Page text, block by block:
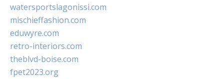
watersportslagonissi.com
mischieffashion.com
eduwyre.com
retro-interiors.com
theblvd-boise.com
fpet2023.org